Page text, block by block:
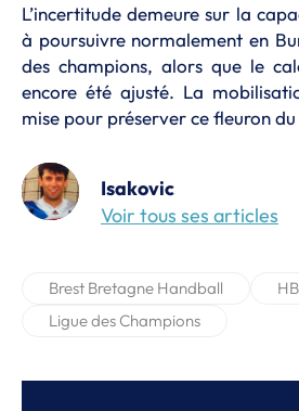
L’incertitude demeure sur la
à poursuivre normalement en
des champions, alors que le
encore été ajusté. La
mise pour préserver ce fleuron
Isakovic
Voir tous ses articles
Brest Bretagne Handball
Ligue des Champions